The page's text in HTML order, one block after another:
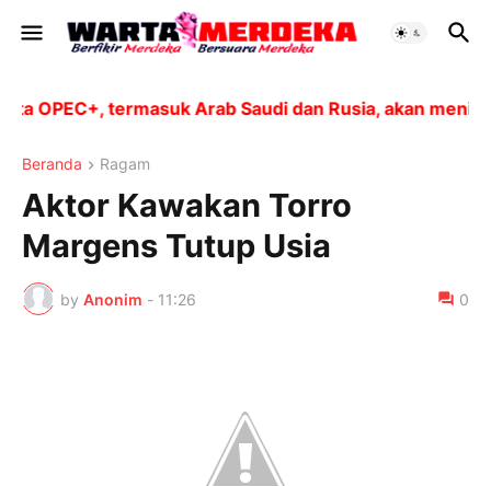
OPEC+, termasuk Arab Saudi dan Rusia, akan
Beranda Ragam
Aktor Kawakan Torro
Margens Tutup Usia
by Anonim - 11:26 0